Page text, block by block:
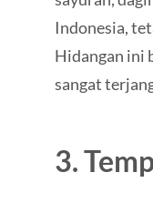
Indonesia,
Hidangan ini
sangat
3.